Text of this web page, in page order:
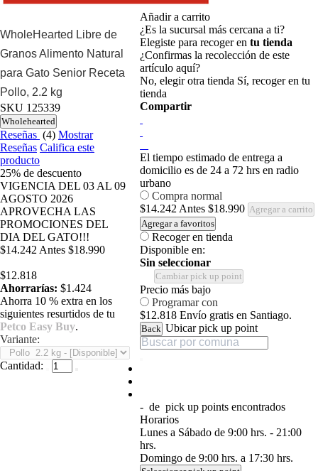
WholeHearted Libre de
Granos Alimento Natural
para Gato Senior Receta
Pollo, 2.2 kg
SKU 125339
Wholehearted
Reseñas (4) Mostrar
Reseñas Califica este
producto
25% de descuento
VIGENCIA DEL 03 AL 09
AGOSTO 2026
APROVECHA LAS
PROMOCIONES DEL
DIA DEL GATO!!!
$14.242 Antes $18.990
$12.818
Ahorrarías: $1.424
Ahorra 10 % extra en los
siguientes resurtidos de tu
Petco Easy Buy.
Variante:
Cantidad:
Añadir a carrito
¿Es la sucursal más cercana a ti?
Elegiste para recoger entu tienda
¿Confirmas la recolección de este
artículo aquí?
No, elegir otra tienda Sí, recoger en tu
tienda
Compartir
El tiempo estimado de entrega a
domicilio es de 24 a 72 hrs en radio
urbano
Compra normal
$14.242 Antes$18.990 Agregar a carrito
Agregar a favoritos
Recoger en tienda
Disponible en:
Sin seleccionar
Cambiar pick up point
Precio más bajo
Programar con
$12.818Envío gratis en Santiago.
Back Ubicar pick up point
- de pick up points encontrados
Horarios
Lunes a Sábado de 9:00 hrs. - 21:00
hrs.
Domingo de 9:00 hrs. a 17:30 hrs.